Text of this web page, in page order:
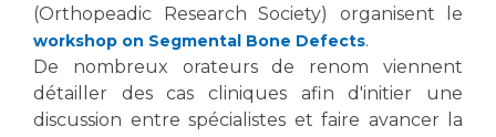
Culture à l'hôpital
Laïcité et cultes
Les associations
Livret d'accueil
Chercheurs
La recherche clinique à l'AP-HM
(Orthopeadic Research Society) organisent le
workshop on Segmental Bone Defects.
De nombreux orateurs de renom viennent
détailler des cas cliniques afin d'initier une
discussion entre spécialistes et faire avancer la